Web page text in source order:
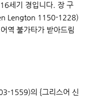
세기 경입니다. 장 구
Lengton 1150-1228)
역 불가타가 받아드림
1559)의 {그리스어 신